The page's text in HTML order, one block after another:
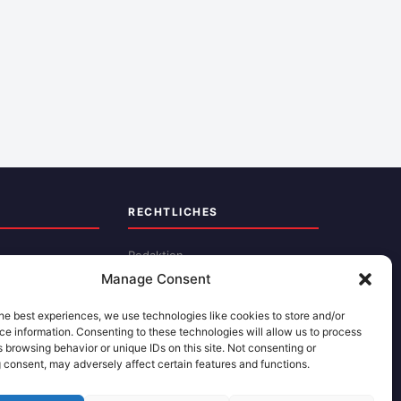
Manage Consent
best experiences, we use technologies like cookies to store and/or
information. Consenting to these technologies will allow us to process
browsing behavior or unique IDs on this site. Not consenting or
may adversely affect certain features and functions.
RECHTLICHES
Redaktion
Impressum
Datenschutz
Kontakt